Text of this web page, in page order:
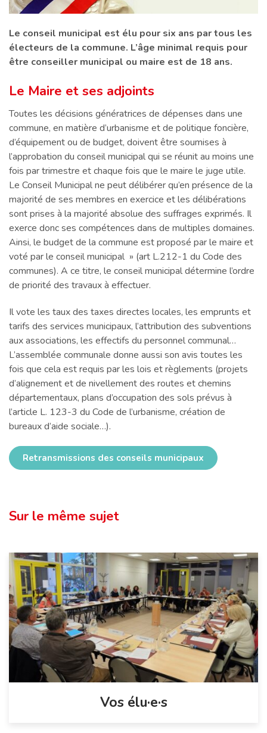
Le conseil municipal est élu pour six ans par tous les
électeurs de la commune. L’âge minimal requis pour
être conseiller municipal ou maire est de 18 ans.
Le Maire et ses adjoints
Toutes les décisions génératrices de dépenses dans une
commune, en matière d’urbanisme et de politique foncière,
d’équipement ou de budget, doivent être soumises à
l’approbation du conseil municipal qui se réunit au moins une
fois par trimestre et chaque fois que le maire le juge utile.
Le Conseil Municipal ne peut délibérer qu’en présence de la
majorité de ses membres en exercice et les délibérations
sont prises à la majorité absolue des suffrages exprimés. Il
exerce donc ses compétences dans de multiples domaines.
Ainsi, le budget de la commune est proposé par le maire et
voté par le conseil municipal » (art L.212-1 du Code des
communes). A ce titre, le conseil municipal détermine l’ordre
de priorité des travaux à effectuer.
Il vote les taux des taxes directes locales, les emprunts et
tarifs des services municipaux, l’attribution des subventions
aux associations, les effectifs du personnel communal…
L’assemblée communale donne aussi son avis toutes les
fois que cela est requis par les lois et règlements (projets
d’alignement et de nivellement des routes et chemins
départementaux, plans d’occupation des sols prévus à
l’article L. 123-3 du Code de l’urbanisme, création de
bureaux d’aide sociale…).
Retransmissions des conseils municipaux
Sur le même sujet
Vos élu·e·s